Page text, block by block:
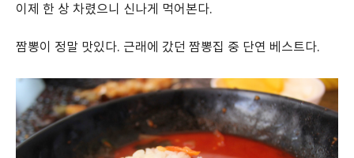
이제 한 상 차렸으니 신나게 먹어본다.
짬뽕이 정말 맛있다. 근래에 갔던 짬뽕집 중 단연 베스트다.